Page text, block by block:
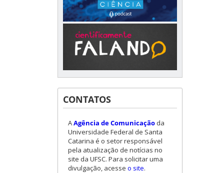
CONTATOS
AAgência de Comunicação da
Universidade Federal de Santa
Catarina é o setor responsável
pela atualização de notícias no
site da UFSC. Para solicitar uma
divulgação, acesse o site.